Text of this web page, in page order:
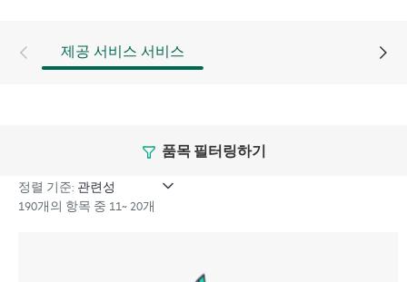
Packard Enterprise TSS(Technical Solution Specialist)는 신속
Manager)이 지정됩니다.
HPE Proactive Care Advanced에서는 Remote Support
Technology1을 사용하여 장치를 모니터링하고 데이터를
신 버전의 Remote Support Technology를 실행해야 합니다.
제공 서비스 서비스
품목 필터링하기
정렬 기준:
190개의 항목 중 11~ 20개